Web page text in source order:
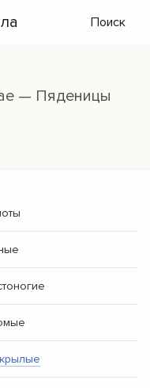
Поиск
— Пяденицы